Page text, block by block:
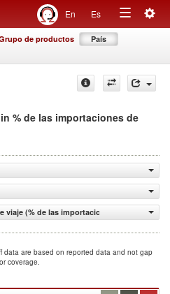
En Es
Toggle
de productos País
in % de las importaciones de
viaje (% de las importaciones de servicios
data are based on reported data and not gap
coverage.